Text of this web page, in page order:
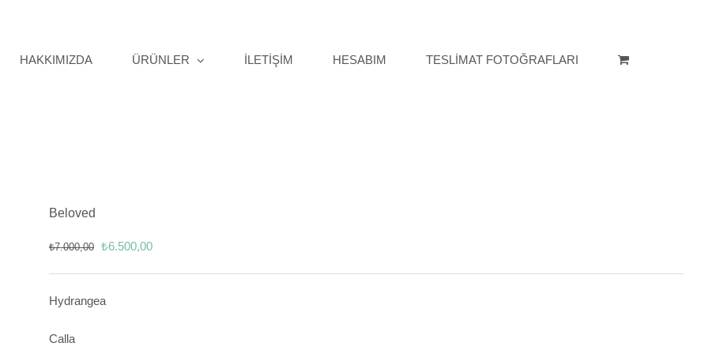
HAKKIMIZDA ÜRÜNLER İLETİŞİM HESABIM TESLİMAT FOTOĞRAFLARI
Beloved
₺7.000,00 Orijinal
₺6.500,00Şu
Hydrangea
Calla